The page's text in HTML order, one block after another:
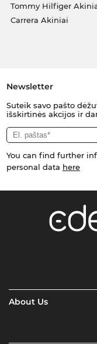
Tommy Hilfiger
Carrera Akiniai
Newsletter
Suteik savo pašto
išskirtinės akcijos ir
You can find further
personal data here
About Us